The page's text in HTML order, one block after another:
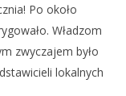
Po około
Władzom
zwyczajem było
lokalnych